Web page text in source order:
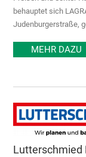
behauptet sich
Judenburgerstraße,
MEHR DAZU
Lutterschmied